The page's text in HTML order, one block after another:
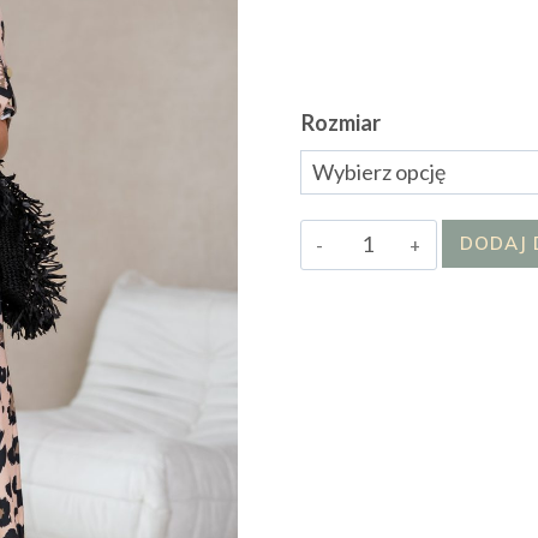
Rozmiar
ilość
Sukienka
DODAJ